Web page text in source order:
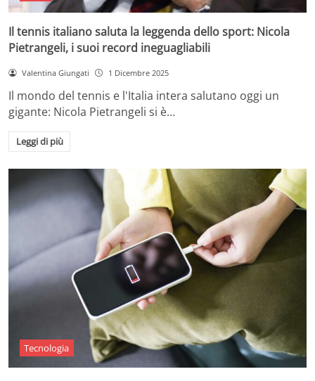
Il tennis italiano saluta la leggenda dello sport: Nicola
Pietrangeli, i suoi record ineguagliabili
Valentina Giungati 1 Dicembre 2025
Il mondo del tennis e l'Italia intera salutano oggi un
gigante: Nicola Pietrangeli si è…
Leggi di più
Tecnologia